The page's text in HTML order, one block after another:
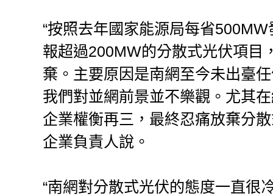
“按照去年國家能源局每省
報超過200MW的分散式光伏項目
棄。主要原因是南網至今未出臺
我們對並網前景並不樂觀。尤其在
企業權衡再三，最終忍痛放棄分
企業負責人說。
“南網對分散式光伏的態度一直很